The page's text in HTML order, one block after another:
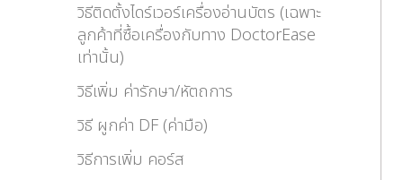
วิธีติดตั้งไดร์เวอร์เครื่องอ่านบัตร (เฉพาะ
ลูกค้าที่ซื้อเครื่องกับทาง DoctorEase
เท่านั้น)
วิธีเพิ่ม ค่ารักษา/หัตถการ
วิธี ผูกค่า DF (ค่ามือ)
วิธีการเพิ่ม คอร์ส